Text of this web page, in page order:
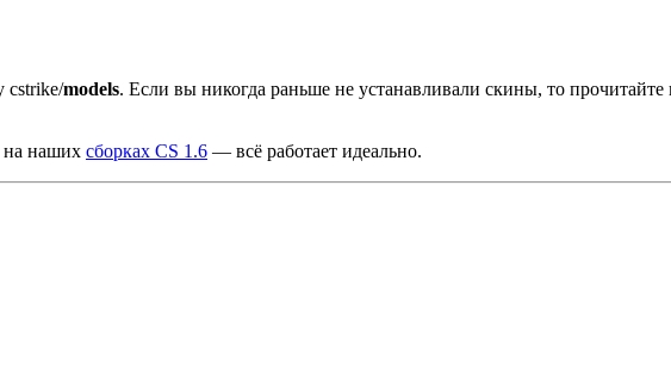
cstrike/models. Если вы никогда раньше не устанавливали скины, то
на наших сборках CS 1.6 — всё работает идеально.